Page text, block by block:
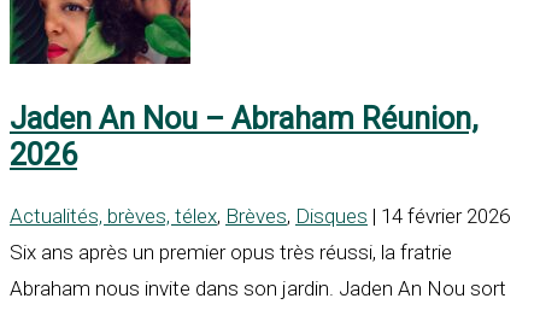
Jaden An Nou – Abraham Réunion,
2026
Actualités, brèves, télex, Brèves, Disques | 14 février 2026
Six ans après un premier opus très réussi, la fratrie
Abraham nous invite dans son jardin. Jaden An Nou sort